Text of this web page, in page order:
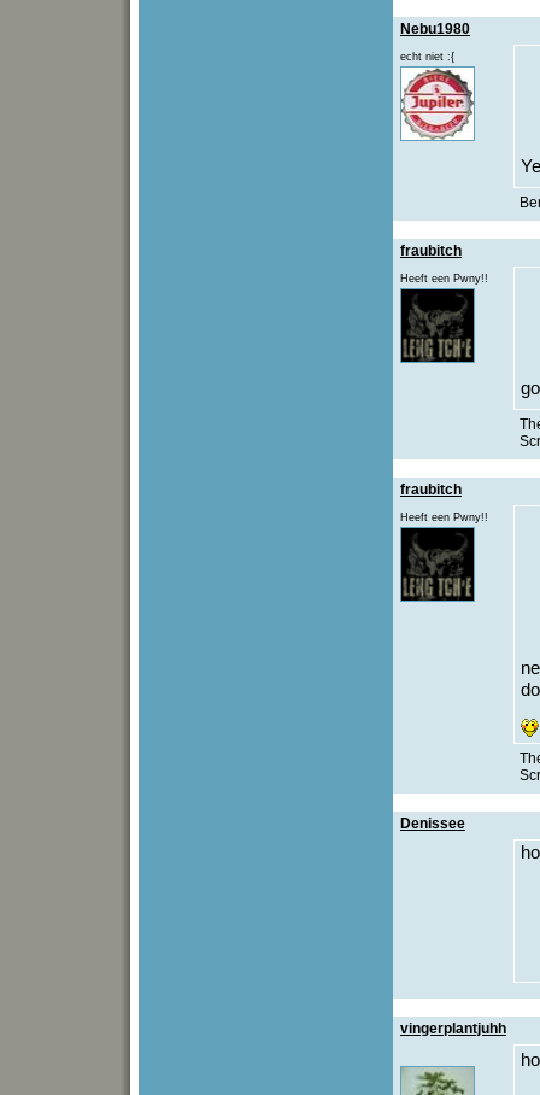
Nebu1980
echt niet :{
fraubitch
Heeft een Pwny!!
fraubitch
Heeft een Pwny!!
Denissee
vingerplantjuhh